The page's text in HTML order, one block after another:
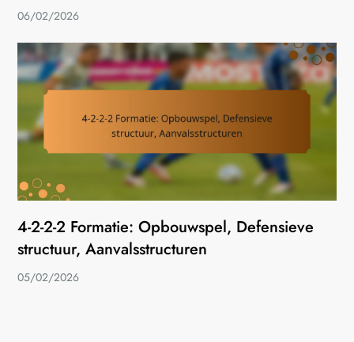
06/02/2026
4-2-2-2 Formatie: Opbouwspel, Defensieve
structuur, Aanvalsstructuren
05/02/2026